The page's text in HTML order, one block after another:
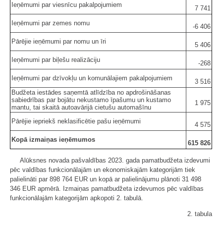
Ieņēmumi par viesnīcu pakalpojumiem
7 741
Ieņēmumi par zemes nomu
-6 406
Pārējie ieņēmumi par nomu un īri
5 406
Ieņēmumi par biļešu realizāciju
-268
Ieņēmumi par dzīvokļu un komunālajiem pakalpojumiem
3 516
Budžeta iestādes saņemtā atlīdzība no apdrošināšanas
sabiedrības par bojātu nekustamo īpašumu un kustamo
mantu, tai skaitā autoavārijā cietušu automašīnu
1 975
Pārējie iepriekš neklasificētie pašu ieņēmumi
4 575
Kopā izmaiņas ieņēmumos
615 826
Alūksnes novada pašvaldības 2023. gada pamatbudžeta izdevumi
pēc valdības funkcionālajām un ekonomiskajām kategorijām tiek
palielināti par 898 764 EUR un kopā ar palielinājumu plānoti 31 498
346 EUR apmērā. Izmaiņas pamatbudžeta izdevumos pēc valdības
funkcionālajām kategorijām apkopoti 2. tabulā.
2. tabula